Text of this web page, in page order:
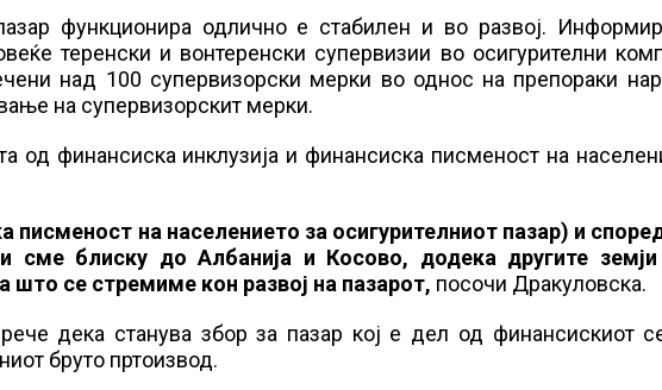
функционира одлично е стабилен и во развој.
теренски и вонтеренски супервизии во осигурителни
над 100 супервизорски мерки во однос на препораки
на супервизорскит мерки.
од финансиска инклузија и финансиска писменост на
писменост на населението за осигурителниот пазар) и
сме блиску до Албанија и Косово, додека другите
што се стремиме кон развој на пазарот, посочи Дракуловска.
дека станува збор за пазар кој е дел од финансискиот
бруто пртоизвод.